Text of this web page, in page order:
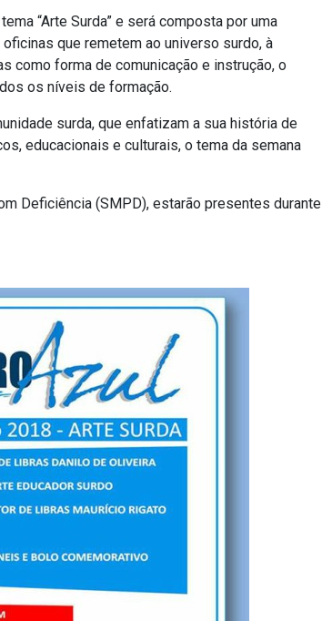
“Arte Surda” e será composta por uma
que remetem ao universo surdo, à
como forma de comunicação e instrução, o
os níveis de formação.
surda, que enfatizam a sua história de
educacionais e culturais, o tema da semana
Deficiência (SMPD), estarão presentes durante